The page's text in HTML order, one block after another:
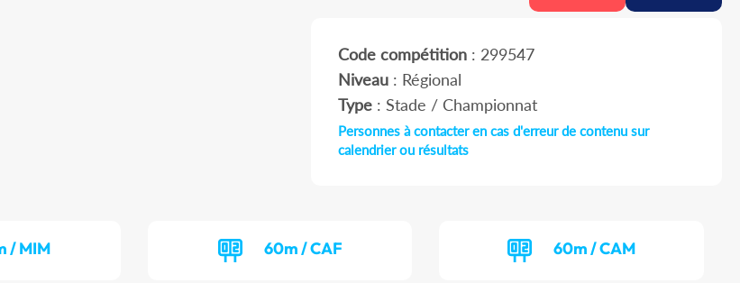
Code compétition: 299547
Niveau: Régional
Type: Stade / Championnat
Personnes à contacter en cas d'erreur de contenu sur
calendrier ou résultats
/ MIM 60m / CAF 60m / CAM